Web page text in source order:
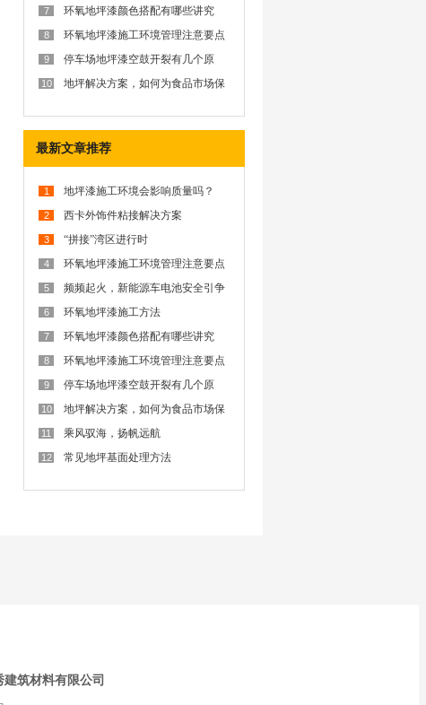
7
环氧地坪漆颜色搭配有哪些讲究
8 环氧地坪漆施工环境管理注意要点
9
停车场地坪漆空鼓开裂有几个原
10
地坪解决方案，如何为食品市场保
最新文章推荐
1 地坪漆施工环境会影响质量吗？
2 西卡外饰件粘接解决方案
3 “拼接”湾区进行时
4 环氧地坪漆施工环境管理注意要点
5
频频起火，新能源车电池安全引争
难
6 环氧地坪漆施工方法
7
环氧地坪漆颜色搭配有哪些讲究
8 环氧地坪漆施工环境管理注意要点
9
停车场地坪漆空鼓开裂有几个原
10
地坪解决方案，如何为食品市场保
11 乘风驭海，扬帆远航
12 常见地坪基面处理方法
建筑材料有限公司